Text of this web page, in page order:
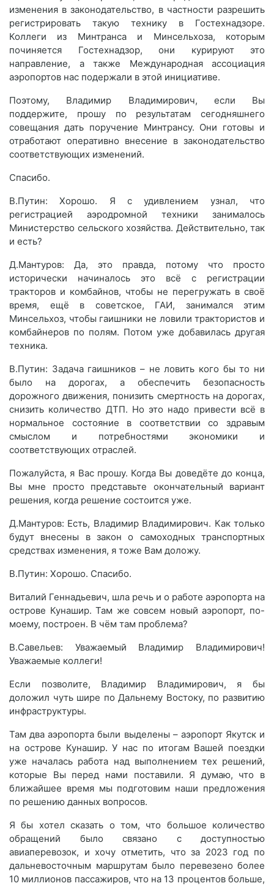
изменения в законодательство, в частности разрешить
регистрировать такую технику в Гостехнадзоре.
Коллеги из Минтранса и Минсельхоза, которым
починяется Гостехнадзор, они курируют это
направление, а также Международная ассоциация
аэропортов нас подержали в этой инициативе.
Поэтому, Владимир Владимирович, если Вы
поддержите, прошу по результатам сегодняшнего
совещания дать поручение Минтрансу. Они готовы и
отработают оперативно внесение в законодательство
соответствующих изменений.
Спасибо.
В.Путин: Хорошо. Я с удивлением узнал, что
регистрацией аэродромной техники занималось
Министерство сельского хозяйства. Действительно, так
и есть?
Д.Мантуров: Да, это правда, потому что просто
исторически начиналось это всё с регистрации
тракторов и комбайнов, чтобы не перегружать в своё
время, ещё в советское, ГАИ, занимался этим
Минсельхоз, чтобы гаишники не ловили трактористов и
комбайнеров по полям. Потом уже добавилась другая
техника.
В.Путин: Задача гаишников – не ловить кого бы то ни
было на дорогах, а обеспечить безопасность
дорожного движения, понизить смертность на дорогах,
снизить количество ДТП. Но это надо привести всё в
нормальное состояние в соответствии со здравым
смыслом и потребностями экономики и
соответствующих отраслей.
Пожалуйста, я Вас прошу. Когда Вы доведёте до конца,
Вы мне просто представьте окончательный вариант
решения, когда решение состоится уже.
Д.Мантуров: Есть, Владимир Владимирович. Как только
будут внесены в закон о самоходных транспортных
средствах изменения, я тоже Вам доложу.
В.Путин: Хорошо. Спасибо.
Виталий Геннадьевич, шла речь и о работе аэропорта на
острове Кунашир. Там же совсем новый аэропорт, по-
моему, построен. В чём там проблема?
В.Савельев: Уважаемый Владимир Владимирович!
Уважаемые коллеги!
Если позволите, Владимир Владимирович, я бы
доложил чуть шире по Дальнему Востоку, по развитию
инфраструктуры.
Там два аэропорта были выделены – аэропорт Якутск и
на острове Кунашир. У нас по итогам Вашей поездки
уже началась работа над выполнением тех решений,
которые Вы перед нами поставили. Я думаю, что в
ближайшее время мы подготовим наши предложения
по решению данных вопросов.
Я бы хотел сказать о том, что большое количество
обращений было связано с доступностью
авиаперевозок, и хочу отметить, что за 2023 год по
дальневосточным маршрутам было перевезено более
10 миллионов пассажиров, что на 13 процентов больше,